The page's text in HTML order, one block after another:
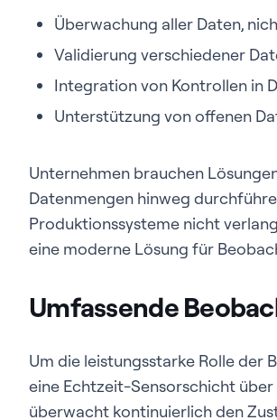
Überwachung aller Daten,
Validierung verschiedener
Integration von Kontrollen in
Unterstützung von offenen
Unternehmen brauchen
Datenmengen hinweg
Produktionssysteme nicht
eine moderne Lösung für
Umfassende
Um die leistungsstarke Rolle der
eine Echtzeit-Sensorschicht über
überwacht kontinuierlich den